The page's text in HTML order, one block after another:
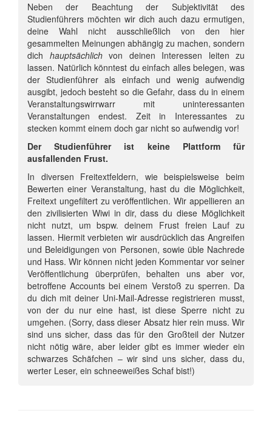
Neben der Beachtung der Subjektivität des
Studienführers möchten wir dich auch dazu ermutigen,
deine Wahl nicht ausschließlich von den hier
gesammelten Meinungen abhängig zu machen, sondern
dich hauptsächlichvon deinen Interessen leiten zu
lassen. Natürlich könntest du einfach alles belegen, was
der Studienführer als einfach und wenig aufwendig
ausgibt, jedoch besteht so die Gefahr, dass du in einem
Veranstaltungswirrwarr mit uninteressanten
Veranstaltungen endest. Zeit in Interessantes zu
stecken kommt einem doch gar nicht so aufwendig vor!
Der Studienführer ist keine Plattform für
ausfallenden Frust.
In diversen Freitextfeldern, wie beispielsweise beim
Bewerten einer Veranstaltung, hast du die Möglichkeit,
Freitext ungefiltert zu veröffentlichen. Wir appellieren an
den zivilisierten Wiwi in dir, dass du diese Möglichkeit
nicht nutzt, um bspw. deinem Frust freien Lauf zu
lassen. Hiermit verbieten wir ausdrücklich das Angreifen
und Beleidigungen von Personen, sowie üble Nachrede
und Hass. Wir können nicht jeden Kommentar vor seiner
Veröffentlichung überprüfen, behalten uns aber vor,
betroffene Accounts bei einem Verstoß zu sperren. Da
du dich mit deiner Uni-Mail-Adresse registrieren musst,
von der du nur eine hast, ist diese Sperre nicht zu
umgehen. (Sorry, dass dieser Absatz hier rein muss. Wir
sind uns sicher, dass das für den Großteil der Nutzer
nicht nötig wäre, aber leider gibt es immer wieder ein
schwarzes Schäfchen – wir sind uns sicher, dass du,
werter Leser, ein schneeweißes Schaf bist!)